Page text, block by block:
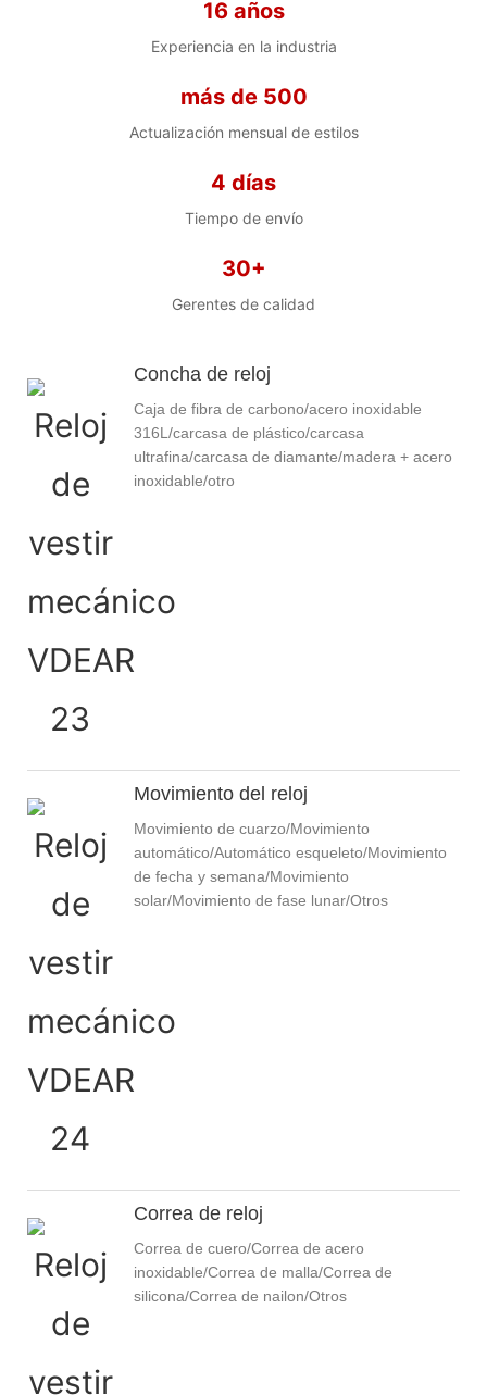
casos/correa/movimiento/embalaje
MOQ bajo, bajo presupuesto
16 años
Experiencia en la industria
más de 500
Actualización mensual de estilos
4 días
Tiempo de envío
30+
Gerentes de calidad
Concha de reloj
Caja de fibra de carbono/acero inoxidable
316L/carcasa de plástico/carcasa
ultrafina/carcasa de diamante/madera + acero
inoxidable/otro
Movimiento del reloj
Movimiento de cuarzo/Movimiento
automático/Automático esqueleto/Movimiento
de fecha y semana/Movimiento
solar/Movimiento de fase lunar/Otros
Correa de reloj
Correa de cuero/Correa de acero
inoxidable/Correa de malla/Correa de
silicona/Correa de nailon/Otros